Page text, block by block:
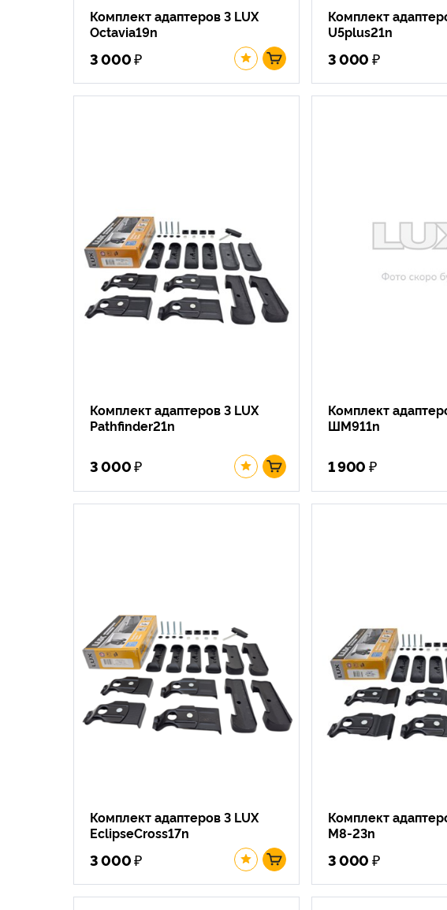
Комплект адаптеров 3 LUX
Octavia19n
3 000₽
Комплект
U5plus21n
3 000 ₽
Комплект адаптеров 3 LUX
Pathfinder21n
3 000₽
Комплект
ШМ911n
1 900 ₽
Комплект адаптеров 3 LUX
EclipseCross17n
3 000₽
Комплект
M8-23n
3 000 ₽